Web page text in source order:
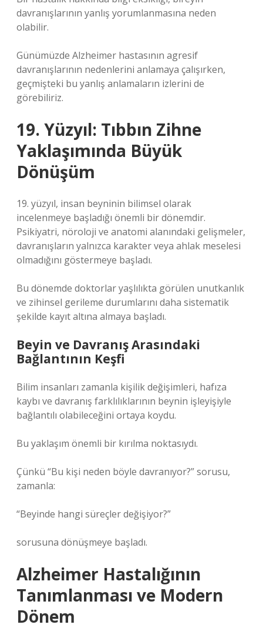
davranışlarının yanlış yorumlanmasına neden
olabilir.
Günümüzde Alzheimer hastasının agresif
davranışlarının nedenlerini anlamaya çalışırken,
geçmişteki bu yanlış anlamaların izlerini de
görebiliriz.
19. Yüzyıl: Tıbbın Zihne
Yaklaşımında Büyük
Dönüşüm
19. yüzyıl, insan beyninin bilimsel olarak
incelenmeye başladığı önemli bir dönemdir.
Psikiyatri, nöroloji ve anatomi alanındaki gelişmeler,
davranışların yalnızca karakter veya ahlak meselesi
olmadığını göstermeye başladı.
Bu dönemde doktorlar yaşlılıkta görülen unutkanlık
ve zihinsel gerileme durumlarını daha sistematik
şekilde kayıt altına almaya başladı.
Beyin ve Davranış Arasındaki
Bağlantının Keşfi
Bilim insanları zamanla kişilik değişimleri, hafıza
kaybı ve davranış farklılıklarının beynin işleyişiyle
bağlantılı olabileceğini ortaya koydu.
Bu yaklaşım önemli bir kırılma noktasıydı.
Çünkü “Bu kişi neden böyle davranıyor?” sorusu,
zamanla:
“Beyinde hangi süreçler değişiyor?”
sorusuna dönüşmeye başladı.
Alzheimer Hastalığının
Tanımlanması ve Modern
Dönem